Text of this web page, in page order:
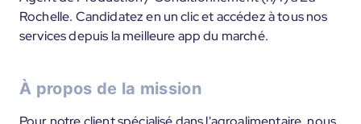
Rochelle. Candidatez en un clic et accédez à tous nos
services depuis la meilleure app du marché.
À propos de la mission